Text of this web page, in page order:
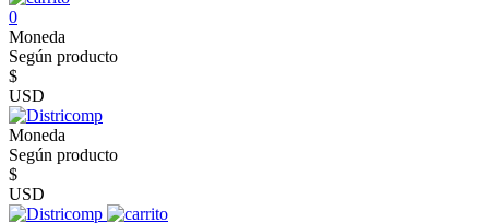
0
Moneda
Según producto
$
USD
Moneda
Según producto
$
USD